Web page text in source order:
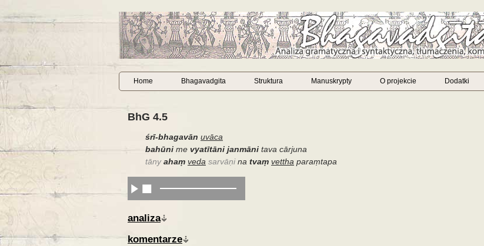
Home Bhagavadgita Struktura Manuskrypty O projekcie Dodatki
BhG 4.5
śrī-bhagavān uvāca
bahūni me vyatītāni janmāni tava cārjuna
tāny ahaṃ veda sarvāṇina tvaṃ vettha paraṃtapa
analiza
komentarze